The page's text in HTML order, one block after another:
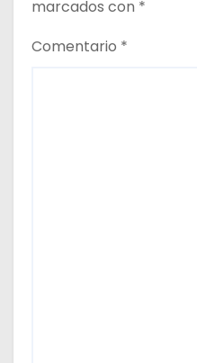
marcados con *
Comentario *